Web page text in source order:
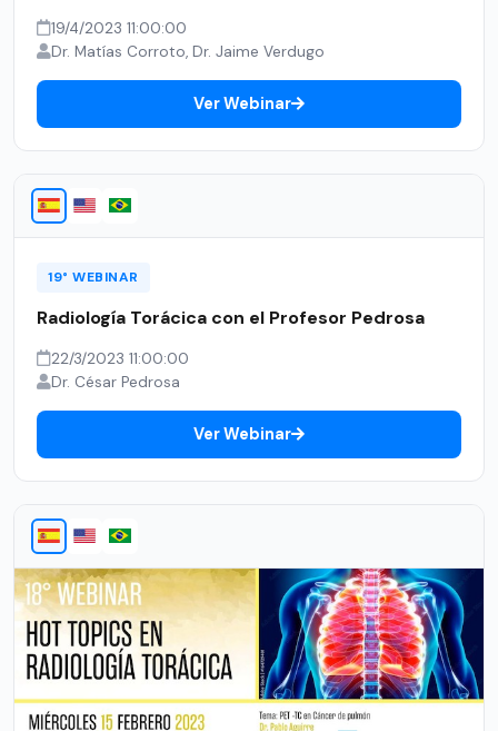
19/4/2023 11:00:00
Dr. Matías Corroto, Dr. Jaime Verdugo
Ver Webinar
19° WEBINAR
Radiología Torácica con el Profesor Pedrosa
22/3/2023 11:00:00
Dr. César Pedrosa
Ver Webinar